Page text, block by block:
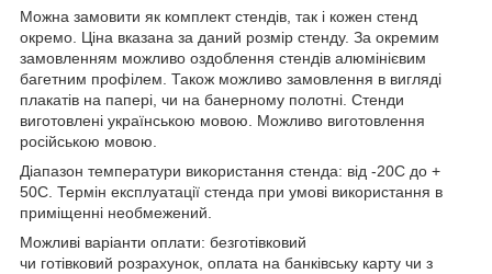
Можна замовити як комплект стендів, так і кожен стенд
окремо. Ціна вказана за даний розмір стенду. За окремим
замовленням можливо оздоблення стендів алюмінієвим
багетним профілем. Також можливо замовлення в вигляді
плакатів на папері, чи на банерному полотні. Стенди
виготовлені українською мовою. Можливо виготовлення
російською мовою.
Діапазон температури використання стенда: від -20С до +
50С. Термін експлуатації стенда при умові використання в
приміщенні необмежений.
Можливі варіанти оплати: безготівковий
чи готівковий розрахунок, оплата на банківську карту чи з